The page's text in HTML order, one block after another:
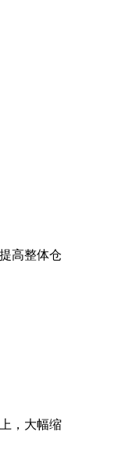
高整体仓
，大幅缩